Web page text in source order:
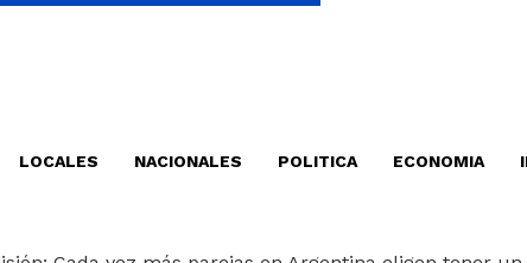
LOCALES NACIONALES POLITICA ECONOMIA